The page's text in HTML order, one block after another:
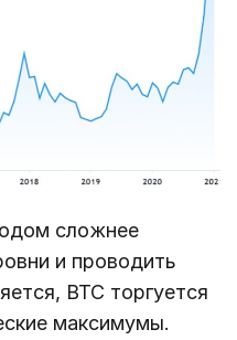
сложнее
и проводить
BTC торгуется
максимумы.